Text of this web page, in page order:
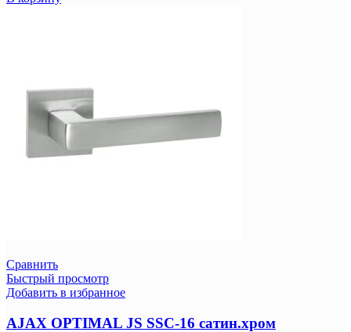
Сравнить
Быстрый просмотр
Добавить в избранное
AJAX OPTIMAL JS SSC-16 сатин.хром